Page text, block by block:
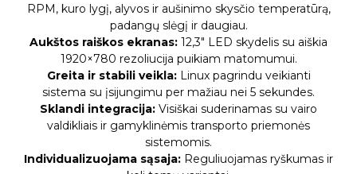
RPM, kuro lygį, alyvos ir aušinimo skysčio temperatūrą,
padangų slėgį ir daugiau.
Aukštos raiškos ekranas: 12,3″ LED skydelis su aiškia
1920×780 rezoliucija puikiam matomumui.
Greita ir stabili veikla:Linux pagrindu veikianti
sistema su įsijungimu per mažiau nei 5 sekundes.
Sklandi integracija: Visiškai suderinamas su vairo
valdikliais ir gamyklinėmis transporto priemonės
sistemomis.
Individualizuojama sąsaja: Reguliuojamas ryškumas ir